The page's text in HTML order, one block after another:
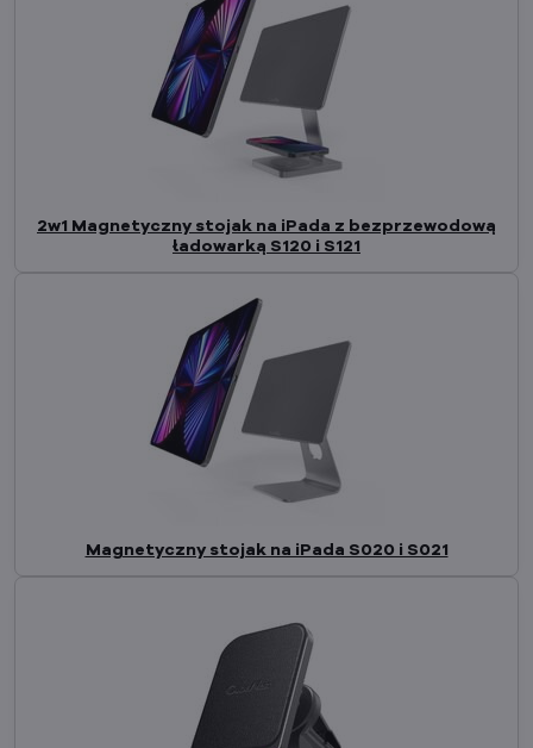
2w1 Magnetyczny stojak na iPada z bezprzewodową
ładowarką S120 i S121
Magnetyczny stojak na iPada S020 i S021